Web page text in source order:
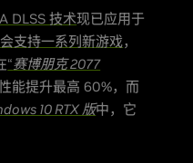
DLSS 技术现已应用于
支持一系列新游戏，
“赛博朋克 2077
能提升最高 60%，而
10 RTX 版中，它